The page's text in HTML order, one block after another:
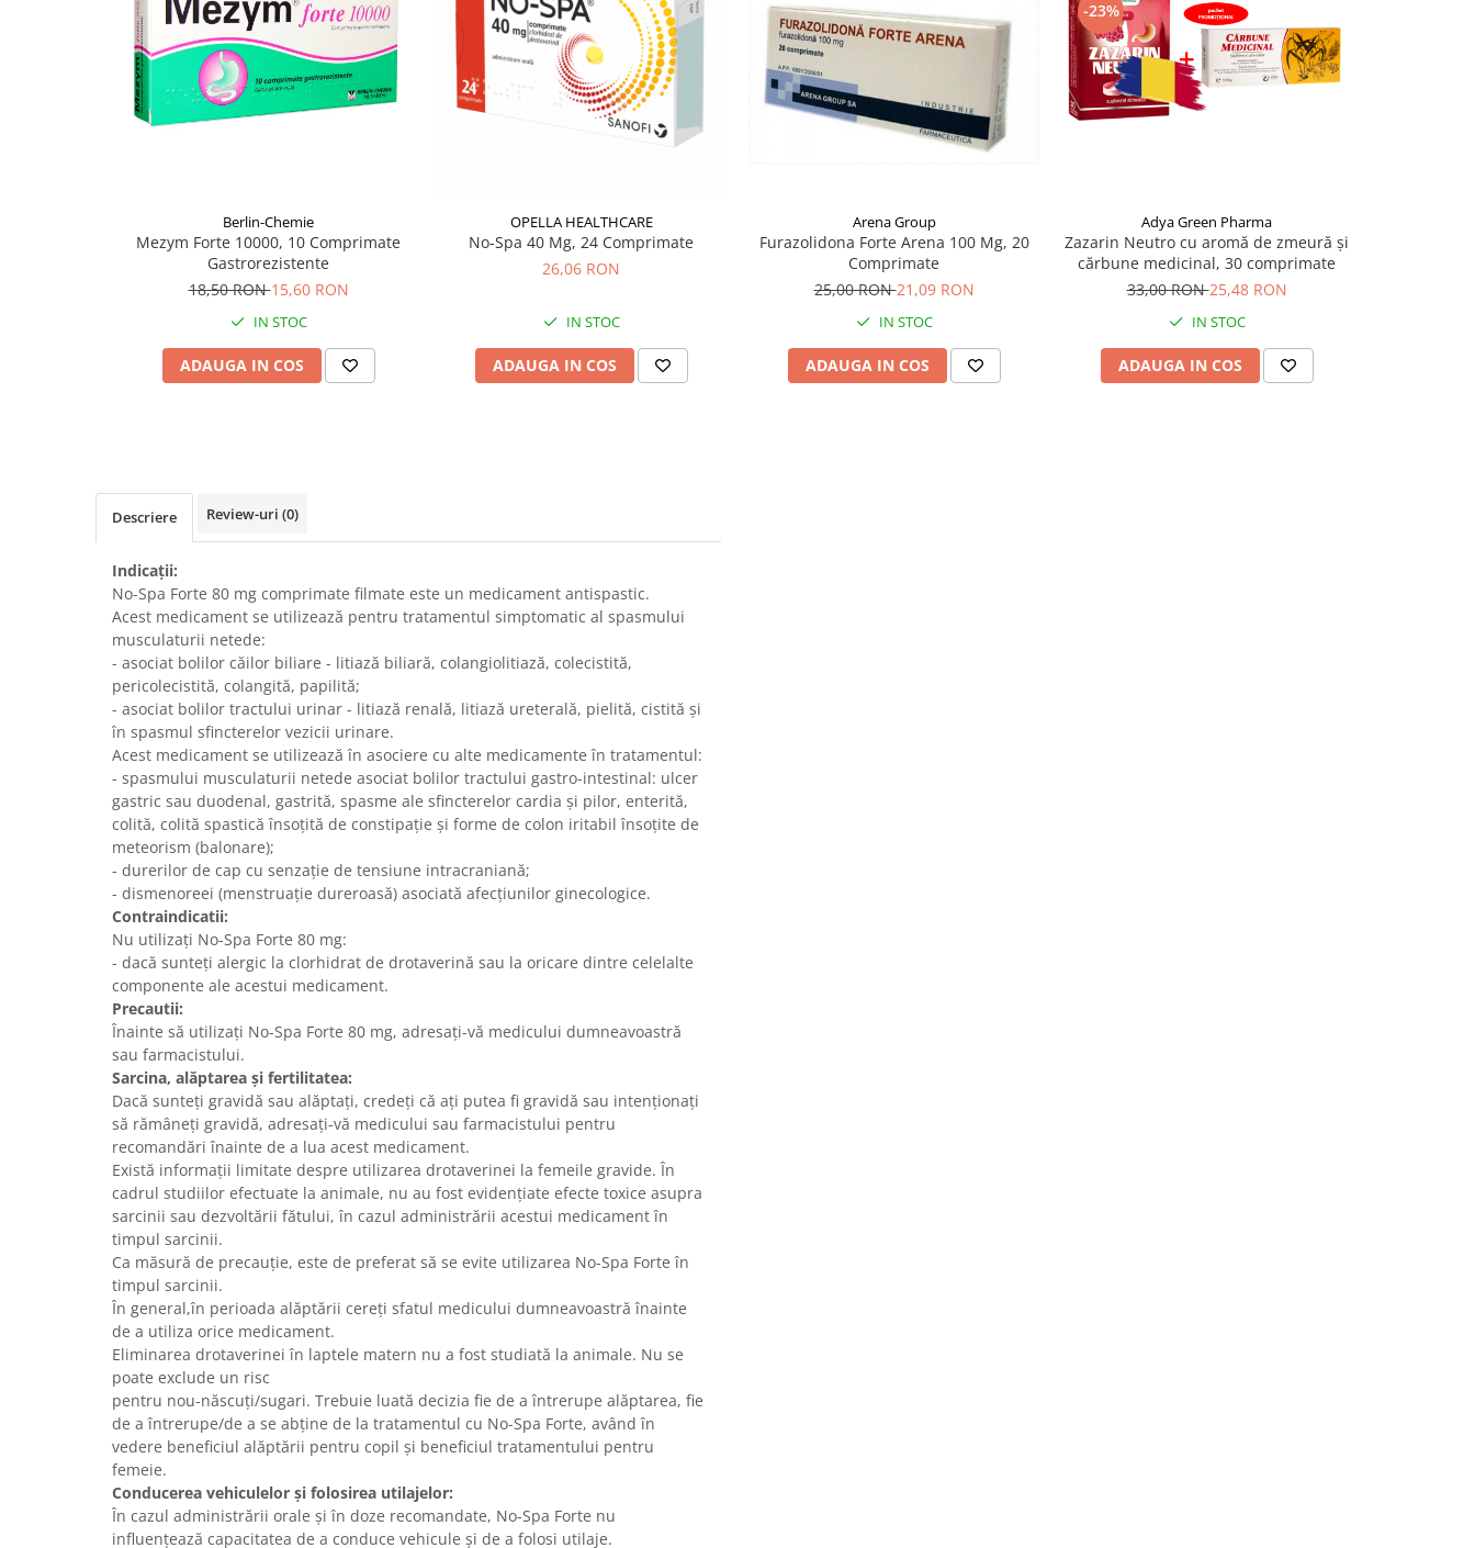
Supliment Vitamina D3
Supliment Vitamina E
Tincturi si Gemoderivate
Berlin-Chemie
Mezym Forte 10000, 10 Comprimate
Gastrorezistente
18,50 RON15,60 RON
IN STOC
ADAUGA IN COS
OPELLA HEALTHCARE
No-Spa 40 Mg, 24 Comprimate
26,06 RON
IN STOC
ADAUGA IN COS
Arena Group
Furazolidona Forte Arena 100 Mg, 20
Comprimate
25,00 RON21,09 RON
IN STOC
ADAUGA IN COS
-23%
Adya Green Pharma
Zazarin Neutro cu aromă de zmeură și
cărbune medicinal, 30 comprimate
33,00 RON25,48 RON
IN STOC
ADAUGA IN COS
Descriere Review-uri (0)
Indicații:
No-Spa Forte 80 mg comprimate filmate este un medicament antispastic.
Acest medicament se utilizează pentru tratamentul simptomatic al spasmului
musculaturii netede:
- asociat bolilor căilor biliare - litiază biliară, colangiolitiază, colecistită,
pericolecistită, colangită, papilită;
- asociat bolilor tractului urinar - litiază renală, litiază ureterală, pielită, cistită şi
în spasmul sfincterelor vezicii urinare.
Acest medicament se utilizează în asociere cu alte medicamente în tratamentul:
- spasmului musculaturii netede asociat bolilor tractului gastro-intestinal: ulcer
gastric sau duodenal, gastrită, spasme ale sfincterelor cardia şi pilor, enterită,
colită, colită spastică însoţită de constipaţie şi forme de colon iritabil însoţite de
meteorism (balonare);
- durerilor de cap cu senzaţie de tensiune intracraniană;
- dismenoreei (menstruaţie dureroasă) asociată afecţiunilor ginecologice.
Contraindicatii:
Nu utilizaţi No-Spa Forte 80 mg:
- dacă sunteţi alergic la clorhidrat de drotaverină sau la oricare dintre celelalte
componente ale acestui medicament.
Precautii:
Înainte să utilizaţi No-Spa Forte 80 mg, adresaţi-vă medicului dumneavoastră
sau farmacistului.
Sarcina, alăptarea şi fertilitatea:
Dacă sunteţi gravidă sau alăptaţi, credeţi că aţi putea fi gravidă sau intenţionaţi
să rămâneţi gravidă, adresaţi-vă medicului sau farmacistului pentru
recomandări înainte de a lua acest medicament.
Există informaţii limitate despre utilizarea drotaverinei la femeile gravide. În
cadrul studiilor efectuate la animale, nu au fost evidenţiate efecte toxice asupra
sarcinii sau dezvoltării fătului, în cazul administrării acestui medicament în
timpul sarcinii.
Ca măsură de precauţie, este de preferat să se evite utilizarea No-Spa Forte în
timpul sarcinii.
În general,în perioada alăptării cereţi sfatul medicului dumneavoastră înainte
de a utiliza orice medicament.
Eliminarea drotaverinei în laptele matern nu a fost studiată la animale. Nu se
poate exclude un risc
pentru nou-născuţi/sugari. Trebuie luată decizia fie de a întrerupe alăptarea, fie
de a întrerupe/de a se abţine de la tratamentul cu No-Spa Forte, având în
vedere beneficiul alăptării pentru copil şi beneficiul tratamentului pentru
femeie.
Conducerea vehiculelor şi folosirea utilajelor:
În cazul administrării orale şi în doze recomandate, No-Spa Forte nu
influenţează capacitatea de a conduce vehicule şi de a folosi utilaje.